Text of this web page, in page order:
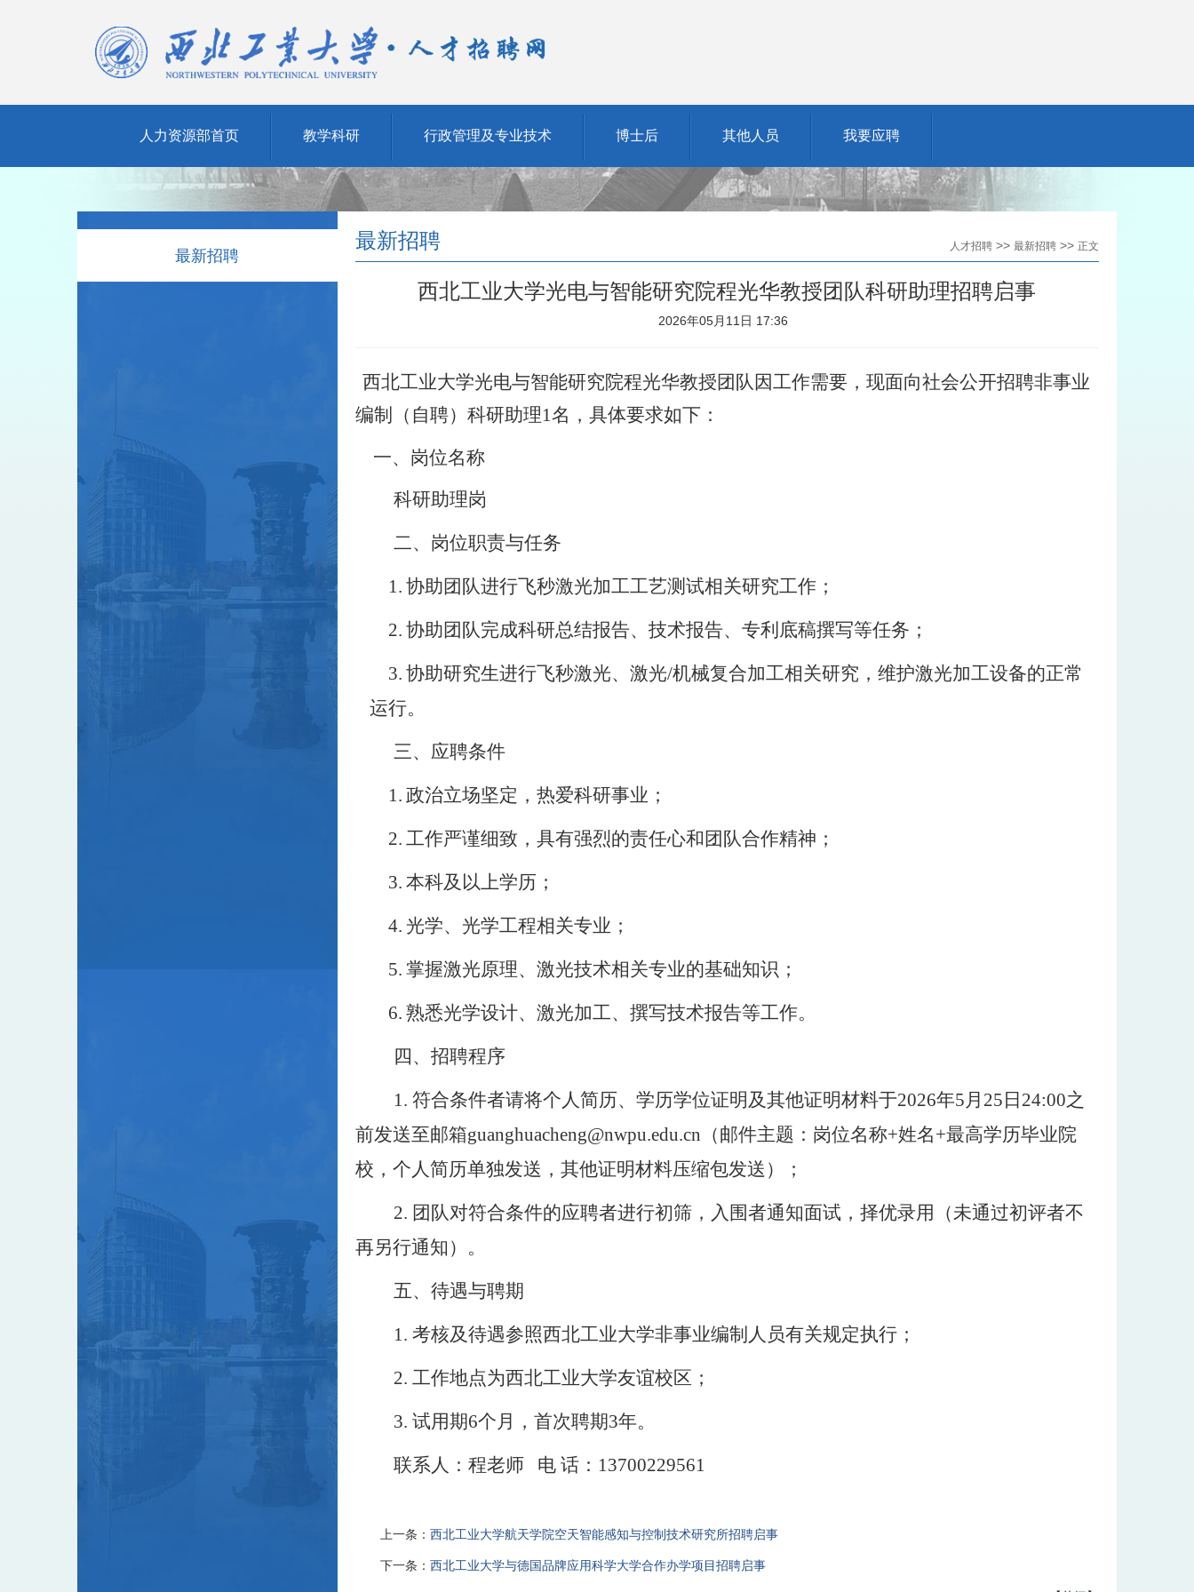
人力资源部首页 教学科研 行政管理及专业技术 博士后 其他人员 我要应聘
最新招聘
最新招聘 人才招聘 >> 最新招聘 >> 正文
西北工业大学光电与智能研究院程光华教授团队科研助理招聘启事
2026年05月11日 17:36
西北工业大学光电与智能研究院程光华教授团队因工作需要，现面向社会公开招聘非事业
编制（自聘）科研助理1名，具体要求如下：
一、岗位名称
科研助理岗
二、岗位职责与任务
1. 协助团队进行飞秒激光加工工艺测试相关研究工作；
2. 协助团队完成科研总结报告、技术报告、专利底稿撰写等任务；
3. 协助研究生进行飞秒激光、激光/机械复合加工相关研究，维护激光加工设备的正常
运行。
三、应聘条件
1. 政治立场坚定，热爱科研事业；
2. 工作严谨细致，具有强烈的责任心和团队合作精神；
3. 本科及以上学历；
4. 光学、光学工程相关专业；
5. 掌握激光原理、激光技术相关专业的基础知识；
6. 熟悉光学设计、激光加工、撰写技术报告等工作。
四、招聘程序
1. 符合条件者请将个人简历、学历学位证明及其他证明材料于2026年5月 25 日 24:00之
前发送至邮箱guanghuacheng@nwpu.edu.cn（邮件主题：岗位名称+姓名+最高学历毕业院
校，个人简历单独发送，其他证明材料压缩包发送）；
2. 团队对符合条件的应聘者进行初筛，入围者通知面试，择优录用（未通过初评者不
再另行通知）。
五、待遇与聘期
1. 考核及待遇参照西北工业大学非事业编制人员有关规定执行；
2. 工作地点为西北工业大学友谊校区；
3. 试用期6个月，首次聘期3年。
联系人： 程老师 电 话： 13700229561
上一条： 西北工业大学航天学院空天智能感知与控制技术研究所招聘启事
下一条： 西北工业大学与德国品牌应用科学大学合作办学项目招聘启事